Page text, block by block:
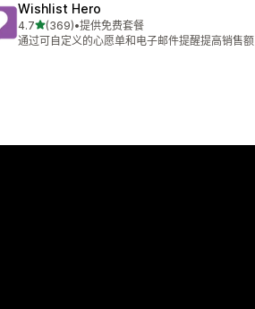
Wishlist Hero
4.7星（满分 5 星）
(369)
总共 369 条评论
•提供免费套餐
通过可自定义的心愿单和电子邮件提醒提高销售额